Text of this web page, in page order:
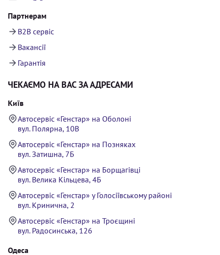
Партнерам
B2B сервіс
Вакансії
Гарантія
ЧЕКАЄМО НА ВАС ЗА АДРЕСАМИ
Київ
Автосервіс «Генстар» на Оболоні
вул. Полярна, 10В
Автосервіс «Генстар» на Позняках
вул. Затишна, 7Б
Автосервіс «Генстар» на Борщагівці
вул. Велика Кільцева, 4Б
Автосервіс «Генстар» у Голосіївському районі
вул. Кринична, 2
Автосервіс «Генстар» на Троєщині
вул. Радосинська, 126
Одеса